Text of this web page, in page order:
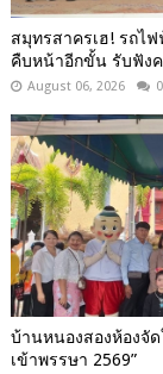
สมุทรสาครเฮ! รถไ
คืบหน้าอีกขั้น รับฟัง
August 06, 2026 0
บ้านหนองสองห้องจั
เข้าพรรษา 2569”